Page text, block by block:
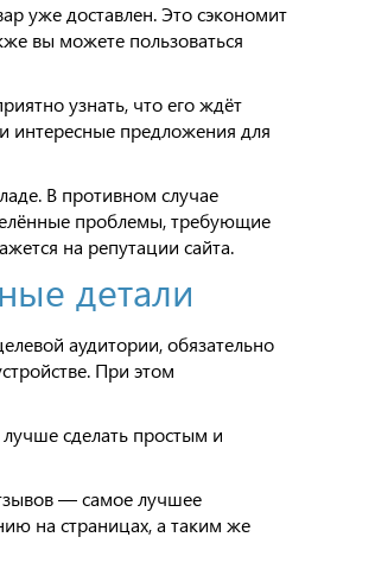
уже доставлен. Это сэкономит
вы можете пользоваться
узнать, что его ждёт
интересные предложения для
В противном случае
проблемы, требующие
на репутации сайта.
детали
аудитории, обязательно
При этом
сделать простым и
— самое лучшее
на страницах, а таким же